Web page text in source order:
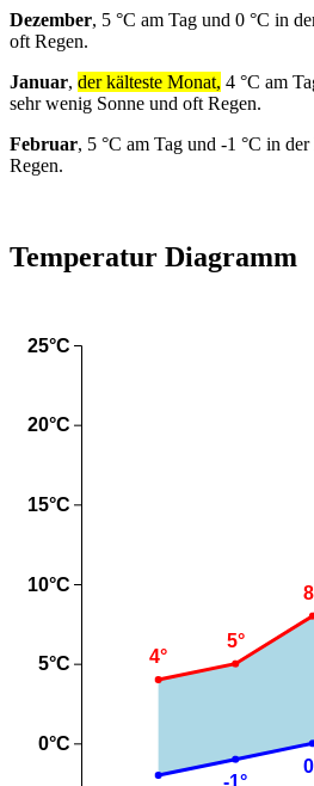
Dezember, 5 °C am Tag und 0 °C in
oft Regen.
Januar, der kälteste Monat, 4 °C am
sehr wenig Sonne und oft Regen.
Februar, 5 °C am Tag und -1 °C in
Regen.
Temperatur Diagramm